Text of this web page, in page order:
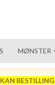
MØNSTER